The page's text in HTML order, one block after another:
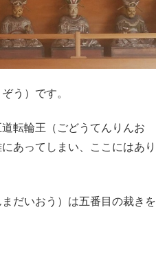
う）です。
転輪王（ごどうてんりんお
あってしまい、ここにはあり
だいおう）は五番目の裁きを